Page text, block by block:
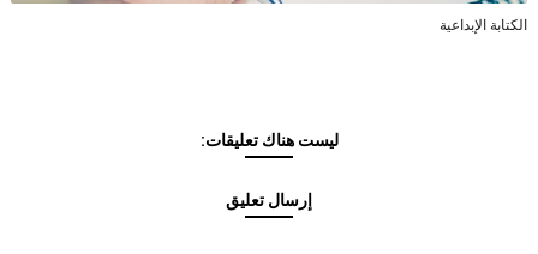
الكتابة الإبداعية
ليست هناك تعليقات:
إرسال تعليق